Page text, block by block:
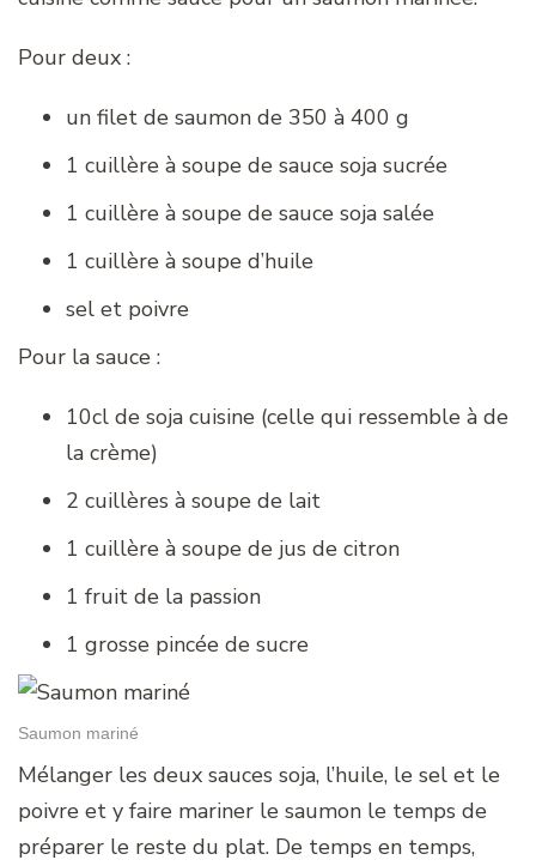
Pour deux :
un filet de saumon de 350 à 400 g
1 cuillère à soupe de sauce soja sucrée
1 cuillère à soupe de sauce soja salée
1 cuillère à soupe d’huile
sel et poivre
Pour la sauce :
10cl de soja cuisine (celle qui ressemble à de
la crème)
2 cuillères à soupe de lait
1 cuillère à soupe de jus de citron
1 fruit de la passion
1 grosse pincée de sucre
Saumon mariné
Mélanger les deux sauces soja, l’huile, le sel et le
poivre et y faire mariner le saumon le temps de
préparer le reste du plat. De temps en temps,